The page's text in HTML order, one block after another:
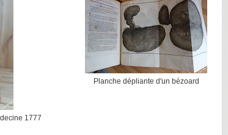
Planche dépliante d'un bézoard
1777